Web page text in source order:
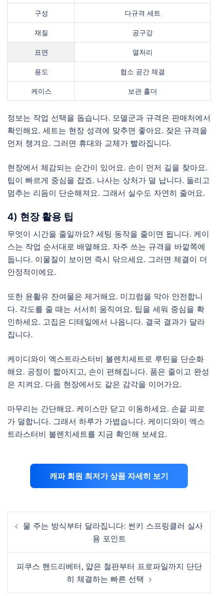
구성 다규격 세트
재질 공구강
표면 열처리
용도 협소 공간 체결
케이스 보관 홀더
정보는 작업 선택을 돕습니다. 모델군과 규격은 판매처에서
확인해요. 세트는 현장 성격에 맞추면 좋아요. 잦은 규격을
먼저 챙겨요. 그러면 휴대와 교체가 빨라집니다.
현장에서 체감되는 순간이 있어요. 손이 먼저 길을 찾아요.
팁이 빠르게 중심을 잡죠. 나사는 상처가 덜 납니다. 돌리고
멈추는 리듬이 단순해져요. 그래서 실수도 자연히 줄어요.
4) 현장 활용 팁
무엇이 시간을 줄일까요? 세팅 동작을 줄이면 됩니다. 케이
스는 작업 순서대로 배열해요. 자주 쓰는 규격을 바깥쪽에
둡니다. 이물질이 보이면 즉시 닦으세요. 그러면 체결이 더
안정적이에요.
또한 윤활유 잔여물은 제거해요. 미끄럼을 막아 안전합니
다. 각도를 줄 때는 서서히 움직여요. 팁을 세워 중심을 확
인하세요. 고집은 디테일에서 나옵니다. 결국 결과가 달라
집니다.
케이디와이 엑스트라스터비 볼렌치세트로 루틴을 단순화
해요. 공정이 짧아지고, 손이 편해집니다. 품은 줄이고 완성
은 지켜요. 다음 현장에서도 같은 감각을 이어가요.
마무리는 간단해요. 케이스만 닫고 이동하세요. 손끝 피로
가 덜합니다. 그래서 하루가 가볍습니다. 케이디와이 엑스
트라스터비 볼렌치세트를 지금 확인해 보세요.
캐파 회원 최저가 상품 자세히 보기
navigation
물 주는 방식부터 달라집니다: 썬키 스프링클러 실사
용 포인트
피쿠스 핸드리베터, 얇은 철판부터 프로파일까지 단단
히 체결하는 빠른 선택